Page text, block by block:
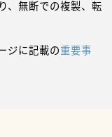
、無断での複製、転
ジに記載の重要事